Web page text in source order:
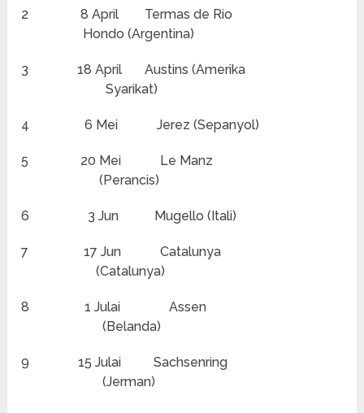
2 8 April Termas de Rio
Hondo (Argentina)
3 18 April Austins (Amerika
Syarikat)
4 6 Mei Jerez (Sepanyol)
5 20 Mei Le Manz
(Perancis)
6 3 Jun Mugello (Itali)
7 17 Jun Catalunya
(Catalunya)
8 1 Julai Assen
(Belanda)
9 15 Julai Sachsenring
(Jerman)